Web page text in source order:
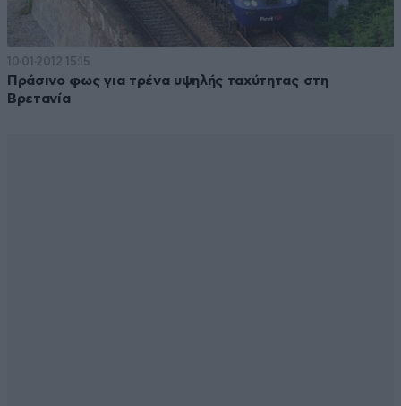
10·01·2012 15:15
Πράσινο φως για τρένα υψηλής ταχύτητας στη
Βρετανία